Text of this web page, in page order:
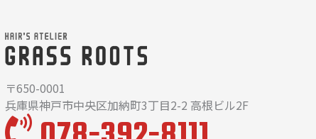
〒650-0001
兵庫県神戸市中央区加納町3丁目2-2 高根ビル2F